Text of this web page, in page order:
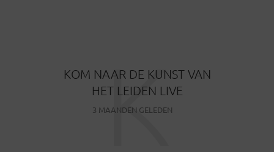
KOM NAAR DE KUNST VAN
HET LEIDEN LIVE
3 MAANDEN GELEDEN
K